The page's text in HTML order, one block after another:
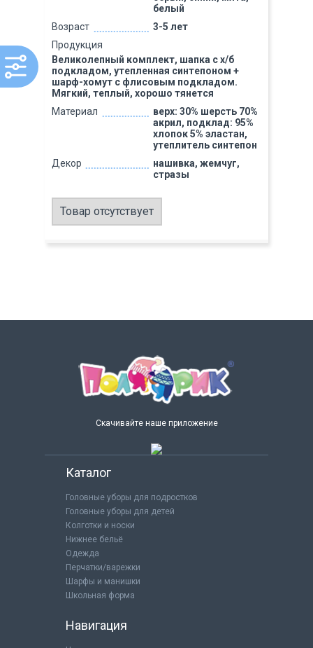
белый
Возраст
3-5 лет
Продукция
Великолепный комплект, шапка с х/б
подкладом, утепленная синтепоном +
шарф-хомут с флисовым подкладом.
Мягкий, теплый, хорошо тянется
Материал
верх: 30% шерсть 70%
акрил, подклад: 95%
хлопок 5% эластан,
утеплитель синтепон
Декор
нашивка, жемчуг,
стразы
Товар отсутствует
Скачивайте наше приложение
Каталог
Головные уборы для подростков
Головные уборы для детей
Колготки и носки
Нижнее бельё
Одежда
Перчатки/варежки
Шарфы и манишки
Школьная форма
Навигация